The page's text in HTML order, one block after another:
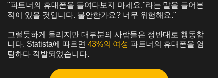
"파트너의 휴대폰을 들여다보지 마세요."라는 말을 들어본
적이 있을 것입니다. 불안한가요? 너무 위험해요."
그럴듯하게 들리지만 대부분의 사람들은 정반대로 행동합
니다. Statista에 따르면 43%의 여성 파트너의 휴대폰을 염
탐하다 적발되었습니다.